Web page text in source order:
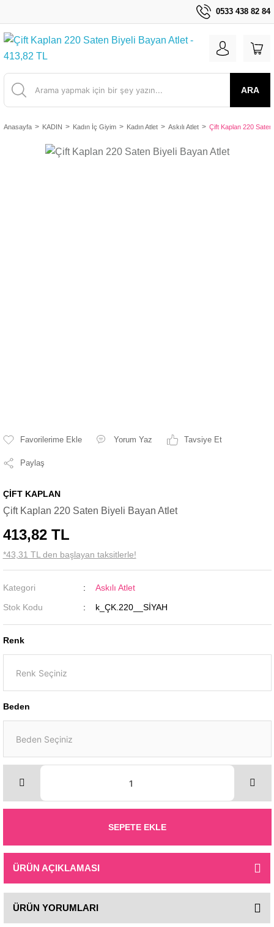
0533 438 82 84
ARA
Anasayfa KADIN Kadın İç Giyim Kadın Atlet Askılı Atlet Çift Kaplan 220
Yorum Yaz Tavsiye Et
Paylaş
ÇİFT KAPLAN
Çift Kaplan 220 Saten Biyeli Bayan Atlet
413,82 TL
*43,31 TL den başlayan taksitlerle!
Kategori
Askılı Atlet
Stok Kodu
k_ÇK.220__SİYAH
Renk
Beden
SEPETE EKLE
ÜRÜN AÇIKLAMASI
ÜRÜN YORUMLARI